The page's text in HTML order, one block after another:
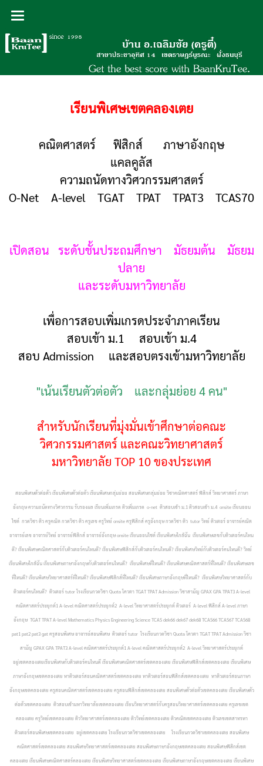
เรียนพิเศษเขตคลองเตย
คณิตศาสตร์ ฟิสิกส์ ภาษาอังกฤษ
แคลคูลัส
ความถนัดทางวิศวกรรมศาสตร์
O-Net A-level TGAT TPAT TPAT3 TCAS70
เปิดสอน ระดับชั้นประถมศึกษา มัธยมต้น มัธยม
ปลาย
และระดับมหาวิทยาลัย
เพื่อการสอบเพิ่มเกรดประจำภาคเรียน
สอบเข้า ม.1 สอบเข้า ม.4
สอบ Admission และสอบตรงเข้ามหาวิทยาลัย
"เน้นเรียนตัวต่อตัว และกลุ่มย่อย 4 คน"
สำหรับนักเรียนที่มุ่งมั่นเข้าศึกษาต่อคณะ
วิศวกรรมศาสตร์ และคณะวิทยาศาสตร์
มหาวิทยาลัย TOP 10 ของประเทศ
สอนพิเศษตัวต่อตัว เรียนพิเศษตัวต่อตัว เรียนพิเศษกลุ่มย่อย สอนพิเศษกลุ่มย่อย วิชาคณิตศาสตร์ ฟิสิกส์ วิทยาศาสตร์ ภาษา
อังกฤษ ความถนัดทางวิศวกรรม รับรองผล เรียนเพิ่มเกรด ติวเพิ่มเกรด o-net ติวสอบเข้า ม.1 ติวสอบเข้า ม.4 onsite เรียนออน
ไซต์ กวดวิชา ติว ครูคณิต กวดวิชา ติว ครูเลข ครูวิทย์ onsite ครูฟิสิกส์ ครูอังกฤษ กวดวิชา ติว tutor วิทย์ ติวเตอร์ อาจารย์คณิต
อาจารย์เลข อาจารย์วิทย์ อาจารย์ฟิสิกส์ อาจารย์อังกฤษ onsite เรียนออนไซต์ เรียนพิเศษใกล้ฉัน เรียนพิเศษเลขกับติวเตอร์คนไหน
ดี? เรียนพิเศษคณิตศาสตร์กับติวเตอร์คนไหนดี? เรียนพิเศษฟิสิกส์กับติวเตอร์คนไหนดี? เรียนพิเศษวิทย์กับติวเตอร์คนไหนดี? วิทย์
เรียนพิเศษใกล้ฉัน เรียนพิเศษภาษาอังกฤษกับติวเตอร์คนไหนดี? เรียนพิเศษที่ไหนดี? เรียนพิเศษคณิตศาสตร์ที่ไหนดี? เรียนพิเศษเลข
ที่ไหนดี? เรียนพิเศษวิทยาศาสตร์ที่ไหนดี? เรียนพิเศษฟิสิกส์ที่ไหนดี? เรียนพิเศษภาษาอังกฤษที่ไหนดี? เรียนพิเศษวิทยาศาสตร์กับ
ติวเตอร์คนไหนดี? ติวเตอร์ tutor โรงเรียนกวดวิชา Quota โควตา TGAT TPAT Admission วิชาสามัญ GPAX GPA TPAT3 A-level
คณิตศาสตร์ประยุกต์1 A-level คณิตศาสตร์ประยุกต์2 A-level วิทยาศาสตร์ประยุกต์ ติวเตอร์ A-level ฟิสิกส์ A-level ภาษา
อังกฤษ TGAT TPAT A-level Mathematics Physics Engineering Science TCAS dek66 dek67 dek68 TCAS66 TCAS67 TCAS68
pat1 pat2 pat3 gat ครูสอนพิเศษ อาจารย์สอนพิเศษ ติวเตอร์ tutor โรงเรียนกวดวิชา Quota โควตา TGAT TPAT Admission วิชา
สามัญ GPAX GPA TPAT3 A-level คณิตศาสตร์ประยุกต์1 A-level คณิตศาสตร์ประยุกต์2 A-level วิทยาศาสตร์ประยุกต์
อยู่เขตคลองเตยเรียนพิเศษกับติวเตอร์คนไหนดี เรียนพิเศษคณิตศาสตร์เขตคลองเตย เรียนพิเศษฟิสิกส์เขตคลองเตย เรียนพิเศษ
ภาษาอังกฤษเขตคลองเตย หาติวเตอร์สอนคณิตศาสตร์เขตคลองเตย หาติวเตอร์สอนฟิสิกส์เขตคลองเตย หาติวเตอร์สอนภาษา
อังกฤษเขตคลองเตย ครูสอนคณิตศาสตร์เขตคลองเตย ครูสอนฟิสิกส์เขตคลองเตย สอนพิเศษตัวต่อตัวเขตคลองเตย เรียนพิเศษตัว
ต่อตัวเขตคลองเตย ติวสอบเข้ามหาวิทยาลัยเขตคลองเตย เรียนวิทยาศาสตร์กับครูสอนวิทยาศาสตร์เขตคลองเตย ครูเลขเขต
คลองเตย ครูวิทย์เขตคลองเตย ติววิทยาศาสตร์เขตคลองเตย ติววิทย์เขตคลองเตย ติวคณิตเขตคลองเตย ติวเลขเขตสาทรหา
ติวเตอร์สอนพิเศษเขตคลองเตย อยู่เขตคลองเตย โรงเรียนกวดวิชาเขตคลองเตย โรงเรียนกวดวิชาเขตคลองเตย สอนพิเศษ
คณิตศาสตร์เขตคลองเตย สอนพิเศษวิทยาศาสตร์เขตคลองเตย สอนพิเศษภาษาอังกฤษเขตคลองเตย สอนพิเศษฟิสิกส์เขต
คลองเตย เรียนพิเศษคณิตศาสตร์คลองเตย เรียนพิเศษวิทยาศาสตร์เขตคลองเตย เรียนพิเศษภาษาอังกฤษเขตคลองเตย เรียนพิเศษ